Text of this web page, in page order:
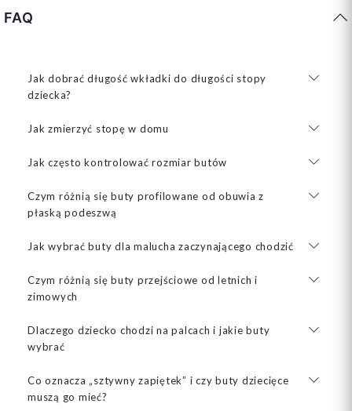
FAQ
Jak dobrać długość wkładki do długości stopy
dziecka?
Jak zmierzyć stopę w domu
Jak często kontrolować rozmiar butów
Czym różnią się buty profilowane od obuwia z
płaską podeszwą
Jak wybrać buty dla malucha zaczynającego chodzić
Czym różnią się buty przejściowe od letnich i
zimowych
Dlaczego dziecko chodzi na palcach i jakie buty
wybrać
Co oznacza „sztywny zapiętek” i czy buty dziecięce
muszą go mieć?